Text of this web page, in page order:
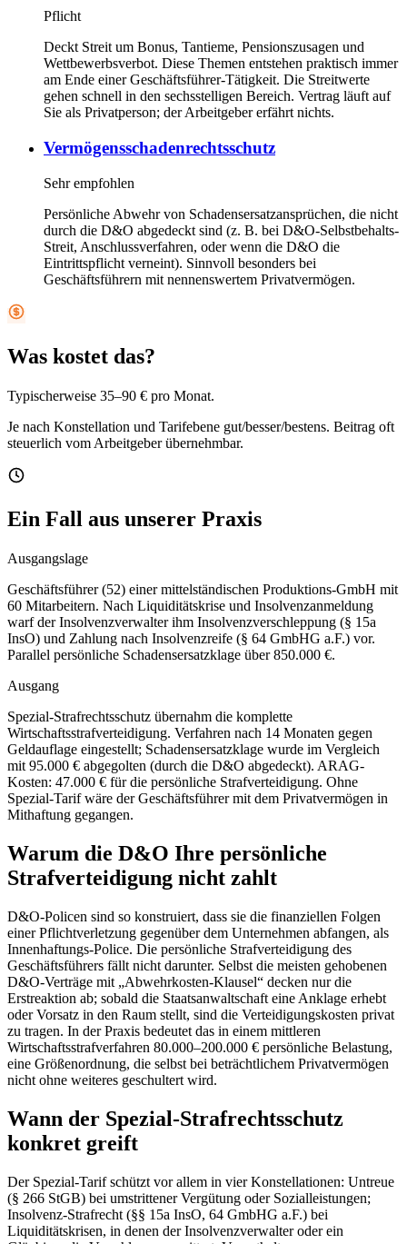
Pflicht
Deckt Streit um Bonus, Tantieme, Pensionszusagen und
Wettbewerbsverbot. Diese Themen entstehen praktisch immer
am Ende einer Geschäftsführer-Tätigkeit. Die Streitwerte
gehen schnell in den sechsstelligen Bereich. Vertrag läuft auf
Sie als Privatperson; der Arbeitgeber erfährt nichts.
Vermögensschadenrechtsschutz
Sehr empfohlen
Persönliche Abwehr von Schadensersatzansprüchen, die nicht
durch die D&O abgedeckt sind (z. B. bei D&O-Selbstbehalts-
Streit, Anschlussverfahren, oder wenn die D&O die
Eintrittspflicht verneint). Sinnvoll besonders bei
Geschäftsführern mit nennenswertem Privatvermögen.
Was kostet das?
Typischerweise 35–90 € pro Monat.
Je nach Konstellation und Tarifebene gut/besser/bestens. Beitrag oft
steuerlich vom Arbeitgeber übernehmbar.
Ein Fall aus unserer Praxis
Ausgangslage
Geschäftsführer (52) einer mittelständischen Produktions-GmbH mit
60 Mitarbeitern. Nach Liquiditätskrise und Insolvenzanmeldung
warf der Insolvenzverwalter ihm Insolvenzverschleppung (§ 15a
InsO) und Zahlung nach Insolvenzreife (§ 64 GmbHG a.F.) vor.
Parallel persönliche Schadensersatzklage über 850.000 €.
Ausgang
Spezial-Strafrechtsschutz übernahm die komplette
Wirtschaftsstrafverteidigung. Verfahren nach 14 Monaten gegen
Geldauflage eingestellt; Schadensersatzklage wurde im Vergleich
mit 95.000 € abgegolten (durch die D&O abgedeckt). ARAG-
Kosten: 47.000 € für die persönliche Strafverteidigung. Ohne
Spezial-Tarif wäre der Geschäftsführer mit dem Privatvermögen in
Mithaftung gegangen.
Warum die D&O Ihre persönliche
Strafverteidigung nicht zahlt
D&O-Policen sind so konstruiert, dass sie die finanziellen Folgen
einer Pflichtverletzung gegenüber dem Unternehmen abfangen, als
Innenhaftungs-Police. Die persönliche Strafverteidigung des
Geschäftsführers fällt nicht darunter. Selbst die meisten gehobenen
D&O-Verträge mit „Abwehrkosten-Klausel“ decken nur die
Erstreaktion ab; sobald die Staatsanwaltschaft eine Anklage erhebt
oder Vorsatz in den Raum stellt, sind die Verteidigungskosten privat
zu tragen. In der Praxis bedeutet das in einem mittleren
Wirtschaftsstrafverfahren 80.000–200.000 € persönliche Belastung,
eine Größenordnung, die selbst bei beträchtlichem Privatvermögen
nicht ohne weiteres geschultert wird.
Wann der Spezial-Strafrechtsschutz
konkret greift
Der Spezial-Tarif schützt vor allem in vier Konstellationen: Untreue
(§ 266 StGB) bei umstrittener Vergütung oder Sozialleistungen;
Insolvenz-Strafrecht (§§ 15a InsO, 64 GmbHG a.F.) bei
Liquiditätskrisen, in denen der Insolvenzverwalter oder ein